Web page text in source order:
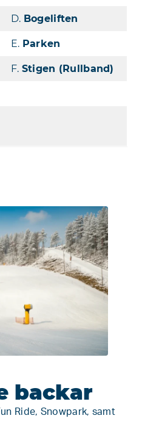
D. Bogeliften
E. Parken
F. Stigen (Rullband)
backar
Ride, Snowpark, samt